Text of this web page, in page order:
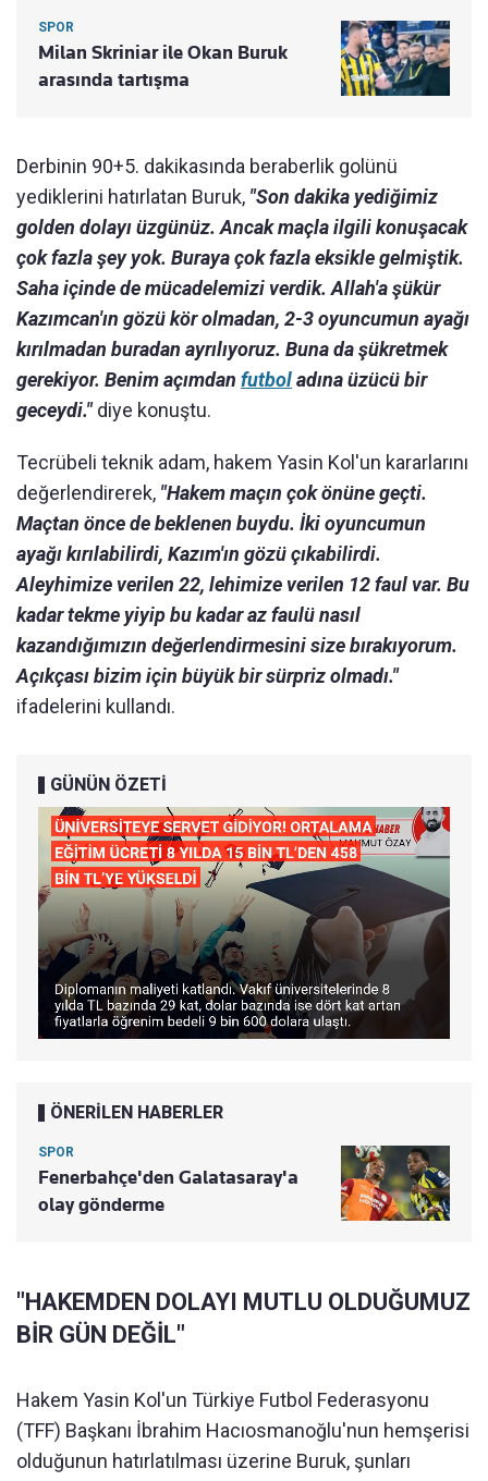
SPOR
Milan Skriniar ile Okan Buruk
arasında tartışma
Derbinin 90+5. dakikasında beraberlik golünü
yediklerini hatırlatan Buruk, "Son dakika yediğimiz
golden dolayı üzgünüz. Ancak maçla ilgili konuşacak
çok fazla şey yok. Buraya çok fazla eksikle gelmiştik.
Saha içinde de mücadelemizi verdik. Allah'a şükür
Kazımcan'ın gözü kör olmadan, 2-3 oyuncumun ayağı
kırılmadan buradan ayrılıyoruz. Buna da şükretmek
gerekiyor. Benim açımdan futboladına üzücü bir
geceydi."diye konuştu.
Tecrübeli teknik adam, hakem Yasin Kol'un kararlarını
değerlendirerek, "Hakem maçın çok önüne geçti.
Maçtan önce de beklenen buydu. İki oyuncumun
ayağı kırılabilirdi, Kazım'ın gözü çıkabilirdi.
Aleyhimize verilen 22, lehimize verilen 12 faul var. Bu
kadar tekme yiyip bu kadar az faulü nasıl
kazandığımızın değerlendirmesini size bırakıyorum.
Açıkçası bizim için büyük bir sürpriz olmadı."
ifadelerini kullandı.
GÜNÜN ÖZETİ
ÖNERİLEN HABERLER
SPOR
Fenerbahçe'den Galatasaray'a
olay gönderme
"HAKEMDEN DOLAYI MUTLU OLDUĞUMUZ
BİR GÜN DEĞİL"
Hakem Yasin Kol'un Türkiye Futbol Federasyonu
(TFF) Başkanı İbrahim Hacıosmanoğlu'nun hemşerisi
olduğunun hatırlatılması üzerine Buruk, şunları